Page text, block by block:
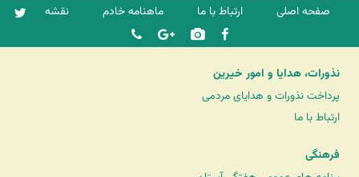
صفحه اصلی ارتباط با ما ماهنامه خادم نقشه
نذورات، هدایا و امور خیرین
پرداخت نذورات و هدایای مردمی
ارتباط با ما
فرهنگی